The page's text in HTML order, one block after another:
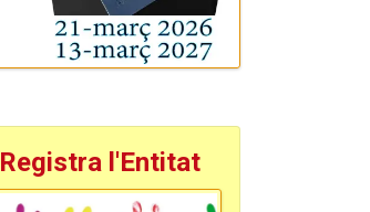
Registra l'Entitat